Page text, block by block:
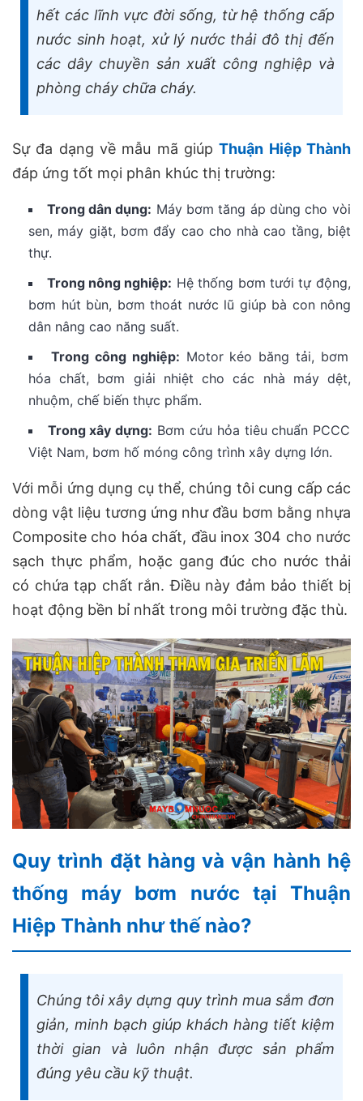
hết các lĩnh vực đời sống, từ hệ thống cấp
nước sinh hoạt, xử lý nước thải đô thị đến
các dây chuyền sản xuất công nghiệp và
phòng cháy chữa cháy.
Sự đa dạng về mẫu mã giúpThuận Hiệp Thành
đáp ứng tốt mọi phân khúc thị trường:
Trong dân dụng: Máy bơm tăng áp dùng cho vòi
sen, máy giặt, bơm đẩy cao cho nhà cao tầng, biệt
thự.
Trong nông nghiệp: Hệ thống bơm tưới tự động,
bơm hút bùn, bơm thoát nước lũ giúp bà con nông
dân nâng cao năng suất.
Trong công nghiệp: Motor kéo băng tải, bơm
hóa chất, bơm giải nhiệt cho các nhà máy dệt,
nhuộm, chế biến thực phẩm.
Trong xây dựng: Bơm cứu hỏa tiêu chuẩn PCCC
Việt Nam, bơm hố móng công trình xây dựng lớn.
Với mỗi ứng dụng cụ thể, chúng tôi cung cấp các
dòng vật liệu tương ứng như đầu bơm bằng nhựa
Composite cho hóa chất, đầu inox 304 cho nước
sạch thực phẩm, hoặc gang đúc cho nước thải
có chứa tạp chất rắn. Điều này đảm bảo thiết bị
hoạt động bền bỉ nhất trong môi trường đặc thù.
Quy trình đặt hàng và vận hành hệ
thống máy bơm nước tại Thuận
Hiệp Thành như thế nào?
Chúng tôi xây dựng quy trình mua sắm đơn
giản, minh bạch giúp khách hàng tiết kiệm
thời gian và luôn nhận được sản phẩm
đúng yêu cầu kỹ thuật.